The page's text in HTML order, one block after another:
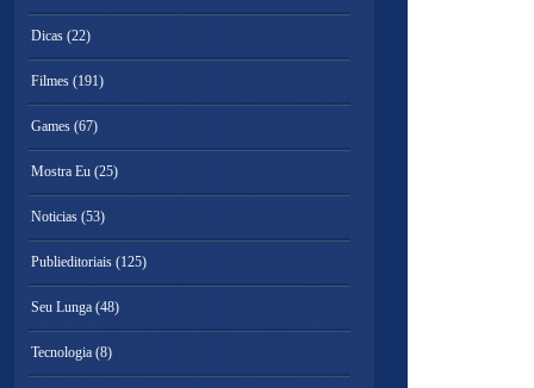
Dicas (22)
Filmes (191)
Games (67)
Mostra Eu (25)
Noticias (53)
Publieditoriais (125)
Seu Lunga (48)
Tecnologia (8)